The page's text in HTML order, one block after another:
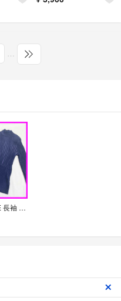
…
【美品】 HARE 長袖 リブニット ハイネック パープル